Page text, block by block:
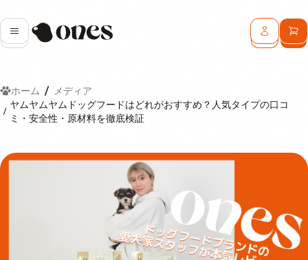
メニューOnes ログインカ
ホーム
メディア
ヤムヤムヤムドッグフードはどれがおすすめ？人気タイプの口コ
ミ・安全性・原材料を徹底検証